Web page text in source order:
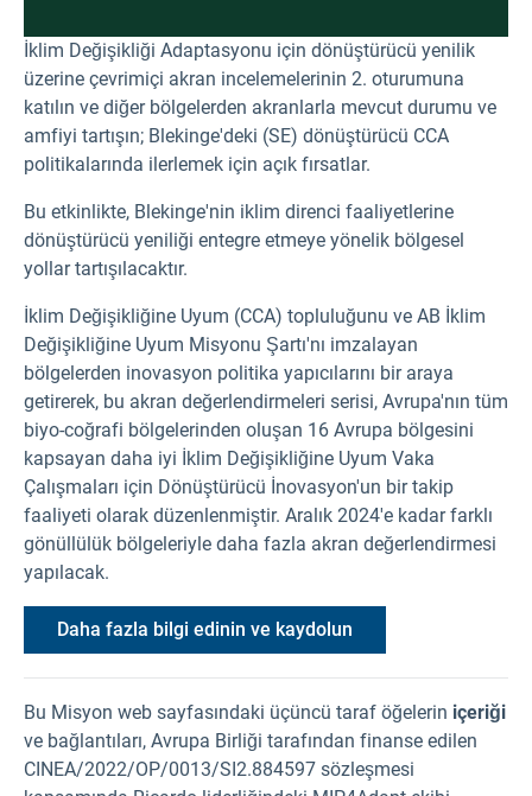
İklim Değişikliği Adaptasyonu için dönüştürücü yenilik
üzerine çevrimiçi akran incelemelerinin 2. oturumuna
katılın ve diğer bölgelerden akranlarla mevcut durumu ve
amfiyi tartışın; Blekinge'deki (SE) dönüştürücü CCA
politikalarında ilerlemek için açık fırsatlar.
Bu etkinlikte, Blekinge'nin iklim direnci faaliyetlerine
dönüştürücü yeniliği entegre etmeye yönelik bölgesel
yollar tartışılacaktır.
İklim Değişikliğine Uyum (CCA) topluluğunu ve AB İklim
Değişikliğine Uyum Misyonu Şartı'nı imzalayan
bölgelerden inovasyon politika yapıcılarını bir araya
getirerek, bu akran değerlendirmeleri serisi, Avrupa'nın tüm
biyo-coğrafi bölgelerinden oluşan 16 Avrupa bölgesini
kapsayan daha iyi İklim Değişikliğine Uyum Vaka
Çalışmaları için Dönüştürücü İnovasyon'un bir takip
faaliyeti olarak düzenlenmiştir. Aralık 2024'e kadar farklı
gönüllülük bölgeleriyle daha fazla akran değerlendirmesi
yapılacak.
Daha fazla bilgi edinin ve kaydolun
Bu Misyon web sayfasındaki üçüncü taraf öğelerin içeriği
ve bağlantıları, Avrupa Birliği tarafından finanse edilen
CINEA/2022/OP/0013/SI2.884597 sözleşmesi